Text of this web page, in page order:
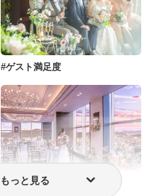
ゲスト満足度
っと見る